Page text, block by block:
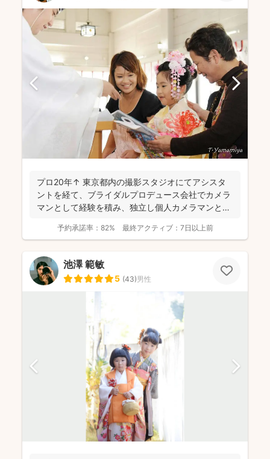
プロ20年↑ 東京都内の撮影スタジオにてアシスタ
ントを経て、ブライダルプロデュース会社でカメラ
マンとして経験を積み、独立し個人カメラマンとし
予約承諾率： 82% 最終アクティブ： 7日以上前
池澤 範敏
5 (43)男性